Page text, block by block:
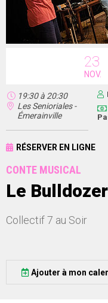
23
NOV.
19:30à 20:30
Les Senioriales -
Émerainville
RÉSERVER EN LIGNE
CONTE MUSICAL
Le
Collectif 7 au Soir
Ajouter à mon